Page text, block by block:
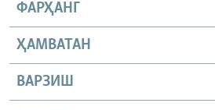
ФАРҲАНГ
ҲАМВАТАН
ВАРЗИШ